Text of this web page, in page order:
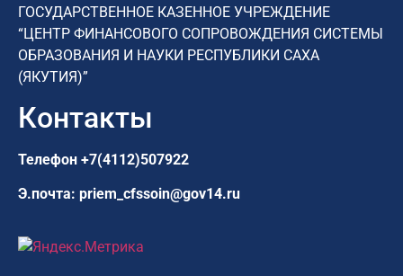
ГОСУДАРСТВЕННОЕ КАЗЕННОЕ УЧРЕЖДЕНИЕ
“ЦЕНТР ФИНАНСОВОГО СОПРОВОЖДЕНИЯ СИСТЕМЫ
ОБРАЗОВАНИЯ И НАУКИ РЕСПУБЛИКИ САХА
(ЯКУТИЯ)”
Контакты
Телефон +7(4112)507922
Э.почта: priem_cfssoin@gov14.ru